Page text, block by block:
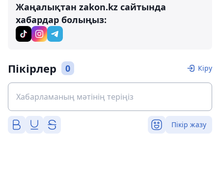
Жаңалықтан zakon.kz сайтында
хабардар болыңыз:
Пікірлер 0 Кіру
Пікір жазу